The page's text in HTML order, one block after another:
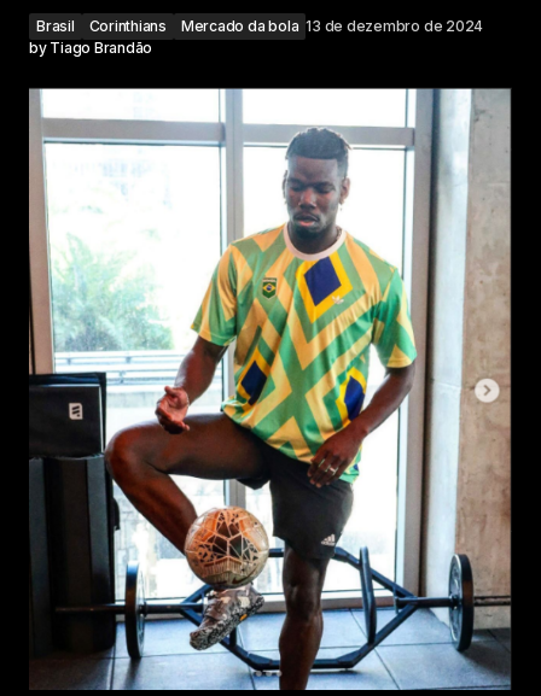
Brasil Corinthians Mercado da bola 13 de dezembro de 2024
by Tiago Brandão